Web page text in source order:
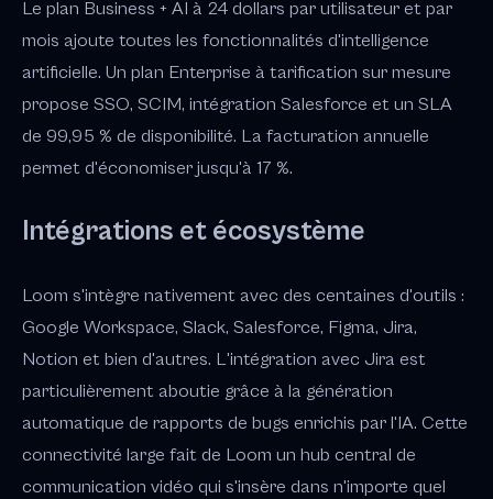
Le plan Business + AI à 24 dollars par utilisateur et par
mois ajoute toutes les fonctionnalités d'intelligence
artificielle. Un plan Enterprise à tarification sur mesure
propose SSO, SCIM, intégration Salesforce et un SLA
de 99,95 % de disponibilité. La facturation annuelle
permet d'économiser jusqu'à 17 %.
Intégrations et écosystème
Loom s'intègre nativement avec des centaines d'outils :
Google Workspace, Slack, Salesforce, Figma, Jira,
Notion et bien d'autres. L'intégration avec Jira est
particulièrement aboutie grâce à la génération
automatique de rapports de bugs enrichis par l'IA. Cette
connectivité large fait de Loom un hub central de
communication vidéo qui s'insère dans n'importe quel